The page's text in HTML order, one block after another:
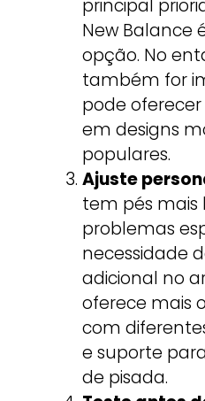
principal
New Balance
opção. No
também for
pode
em designs
populares.
Ajuste
tem pés mais
problemas
necessidade
adicional no
oferece mais
com
e suporte
de pisada.